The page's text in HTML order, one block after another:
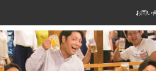
お問い